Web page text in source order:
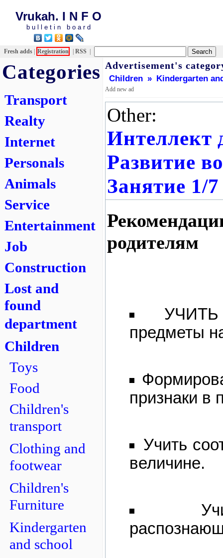
Vrukah. I N F O
b u l l e t i n b o a r d
Fresh adds Registration RSS
Categories
Transport
Realty
Internet
Personals
Animals
Service
Entertainment
Job
Construction
Lost and
found
department
Children
Toys
Food
Children's
transport
Clothing and
footwear
Children's
Furniture
Kindergarten
and school
Advertisement's
Children » Kindergarten
Add new ad
Other:
Интеллект
Развитие
Занятие 1/7
родителям
УЧИТЬ
предметы
признаки в
Учить
величине.